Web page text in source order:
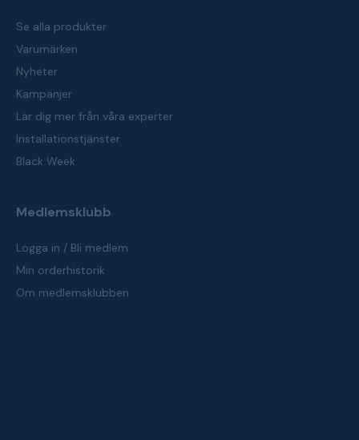
Se alla produkter
Varumärken
Nyheter
Kampanjer
Lär dig mer från våra experter
Installationstjänster
Black Week
Medlemsklubb
Logga in / Bli medlem
Min orderhistorik
Om medlemsklubben